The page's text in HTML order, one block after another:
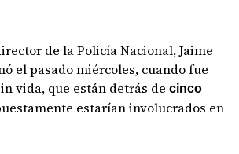
de la Policía Nacional, Jaime
el pasado miércoles, cuando fue
vida, que están detrás de cinco
estarían involucrados en